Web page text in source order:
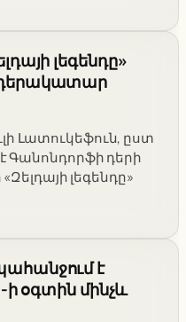
լեգենդը»
դերակատար
Լատուկեֆուն, ըստ
Գանոնդորֆի դերի
լեգենդը»
է
ի օգտին մինչև